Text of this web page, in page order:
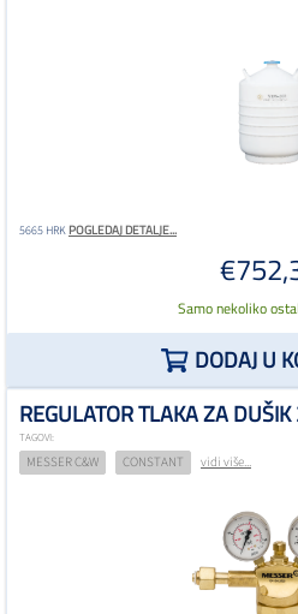
5665 HRKPOGLEDAJ DETALJE...
Samo nekoliko
DODAJ U
REGULATOR TLAKA ZA
TAGOVI:
MESSER C&W CONSTANT vidi više...